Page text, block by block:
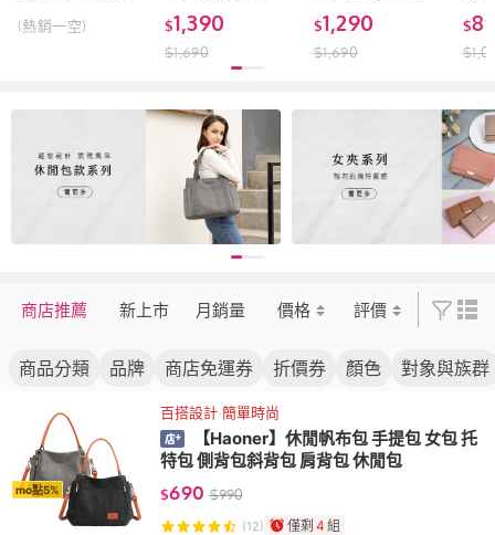
包 旅行包 健身包
(熱銷一空)
電包 筆電包 男包
旅行包 運動包 通
勤包 商務包 多功
$1,390
$1,690
男包多功能包 雙
肩包 男後背包 旅
$1,290
$1,690
包
休
$
$
商店推薦 新上市 月銷量 價格 評價
商品分類 品牌 商店免運券 折價券 顏色 對象與族群
mo點5%
百搭設計 簡單時尚
【Haoner】休閒帆布包 手提包 女包 托
特包 側背包斜背包 肩背包 休閒包
$690 $990
(12) 僅剩 4 組